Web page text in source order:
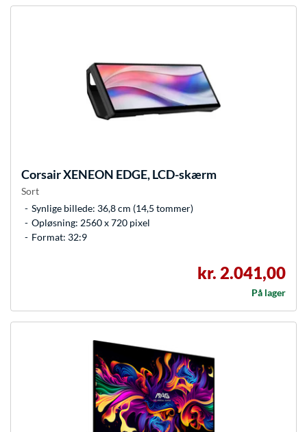
CorsairXENEON EDGE, LCD-skærm
Sort
Synlige billede: 36,8 cm (14,5 tommer)
Opløsning: 2560 x 720 pixel
Format: 32:9
kr. 2.041,00
På lager